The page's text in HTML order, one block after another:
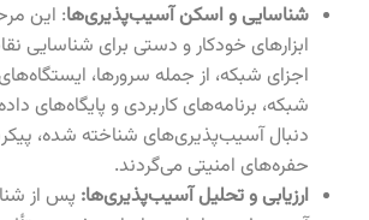
شناسایی و اسکن آسیب‌پذیری‌ها: این
ابزارهای خودکار و دستی برای شناسایی
اجزای شبکه، از جمله سرورها،
شبکه، برنامه‌های کاربردی و پایگاه‌های
دنبال آسیب‌پذیری‌های شناخته شده،
حفره‌های امنیتی می‌گردند.
ارزیابی و تحلیل آسیب‌پذیری‌ها: پس از